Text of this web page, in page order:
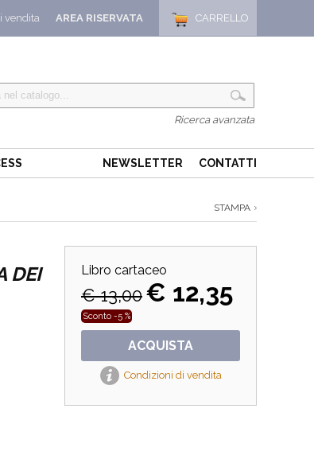
CARRELLO
AREA RISERVATA
vendita
Ricerca avanzata
NEWSLETTER CONTATTI
STAMPA
Libro cartaceo
€ 13,00€ 12,35
Sconto -5 %
ACQUISTA
Condizioni di vendita
DEI